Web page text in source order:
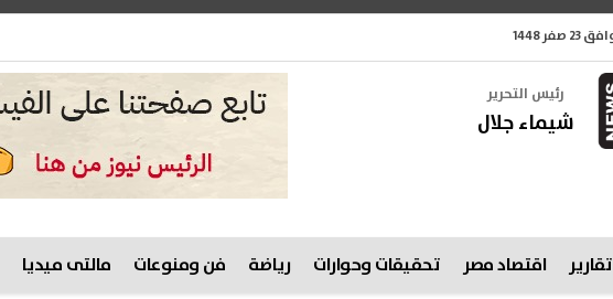
رئيس التحرير
شيماء جلال
تقارير اقتصاد مصر تحقيقات وحوارات رياضة فن ومنوعات مالتى ميديا